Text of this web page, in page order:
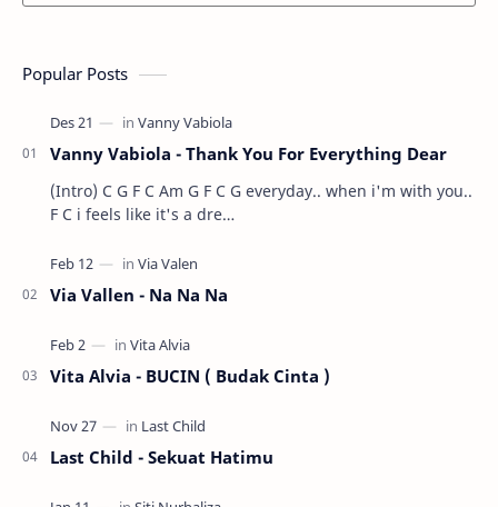
Popular Posts
Vanny Vabiola - Thank You For Everything Dear
(Intro) C G F C Am G F C G everyday.. when i'm with you..
F C i feels like it's a dre…
Via Vallen - Na Na Na
Vita Alvia - BUCIN ( Budak Cinta )
Last Child - Sekuat Hatimu